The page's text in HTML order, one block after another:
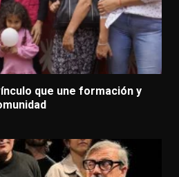
que une formación y